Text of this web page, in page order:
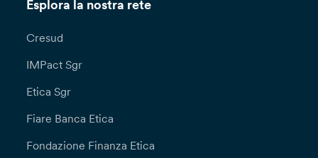
Esplora la nostra rete
Cresud
IMPact Sgr
Etica Sgr
Fiare Banca Etica
Fondazione Finanza Etica